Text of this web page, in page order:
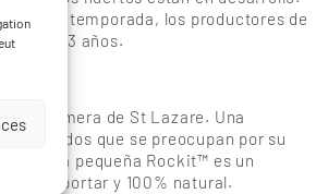
esta temporada, los productores de
aquí a 3 años.
efímera de St Lazare. Una
ocupados que se preocupan por su
¡la pequeña Rockit™ es un
transportar y 100% natural.